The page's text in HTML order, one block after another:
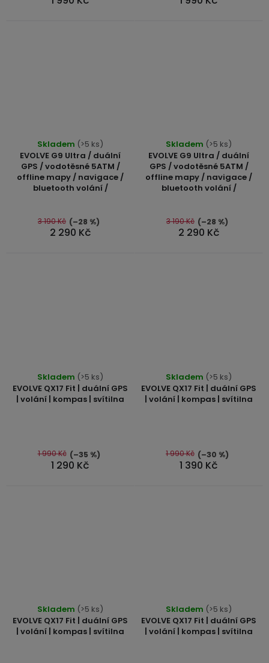
hvězdiček. hvězdiček.
EVOLVE G9 Ultra / duální
GPS / vodotěsné 5ATM /
offline mapy / navigace /
bluetooth volání /
hodnocení
produktu
je
5,0
5
hvězdiček.
Skladem (>5 ks)
2 290 Kč
3 190 Kč (–28 %)
EVOLVE G9 Ultra / duální
GPS / vodotěsné 5ATM /
offline mapy / navigace /
bluetooth volání /
hodnocení
produktu
je
5,0
5
hvězdiček.
Skladem (>5 ks)
2 290 Kč
3 190 Kč (–28 %)
EVOLVE QX17 Fit | duální GPS
| volání | kompas | svítilna
Skladem (>5 ks)
1 290 Kč
1 990 Kč (–35 %)
EVOLVE QX17 Fit | duální GPS
| volání | kompas | svítilna
Skladem (>5 ks)
1 390 Kč
1 990 Kč (–30 %)
EVOLVE QX17 Fit | duální GPS
| volání | kompas | svítilna
Skladem (>5 ks)
EVOLVE QX17 Fit | duální GPS
| volání | kompas | svítilna
Skladem (>5 ks)